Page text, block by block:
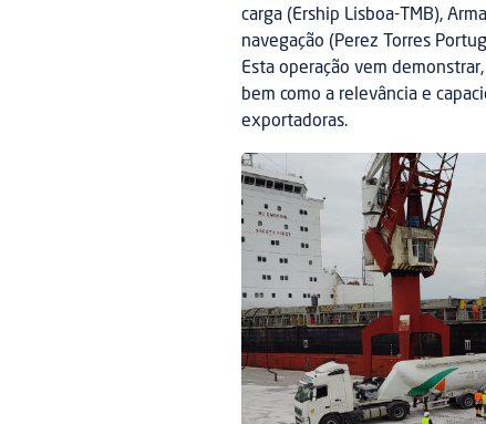
carga (Ership Lisboa-TMB),
navegação (Perez Torres
Esta operação vem
bem como a relevância e
exportadoras.